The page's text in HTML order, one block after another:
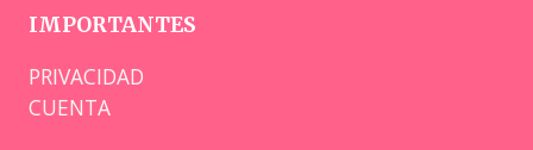
IMPORTANTES
PRIVACIDAD
CUENTA